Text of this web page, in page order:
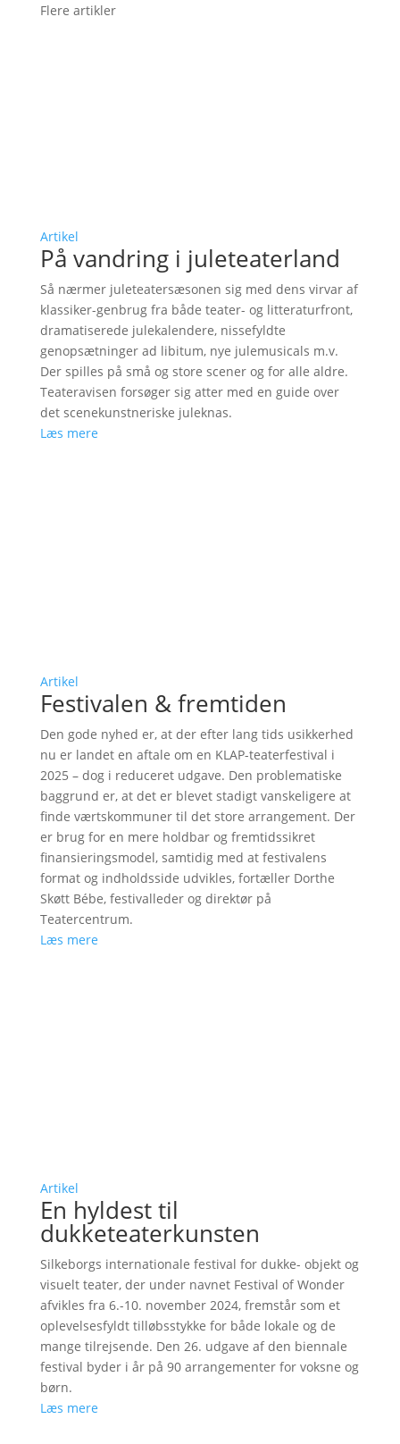
Flere artikler
Artikel
På vandring i juleteaterland
Så nærmer juleteatersæsonen sig med dens virvar af
klassiker-genbrug fra både teater- og litteraturfront,
dramatiserede julekalendere, nissefyldte
genopsætninger ad libitum, nye julemusicals m.v.
Der spilles på små og store scener og for alle aldre.
Teateravisen forsøger sig atter med en guide over
det scenekunstneriske juleknas.
Læs mere
Artikel
Festivalen & fremtiden
Den gode nyhed er, at der efter lang tids usikkerhed
nu er landet en aftale om en KLAP-teaterfestival i
2025 – dog i reduceret udgave. Den problematiske
baggrund er, at det er blevet stadigt vanskeligere at
finde værtskommuner til det store arrangement. Der
er brug for en mere holdbar og fremtidssikret
finansieringsmodel, samtidig med at festivalens
format og indholdsside udvikles, fortæller Dorthe
Skøtt Bébe, festivalleder og direktør på
Teatercentrum.
Læs mere
Artikel
En hyldest til
dukketeaterkunsten
Silkeborgs internationale festival for dukke- objekt og
visuelt teater, der under navnet Festival of Wonder
afvikles fra 6.-10. november 2024, fremstår som et
oplevelsesfyldt tilløbsstykke for både lokale og de
mange tilrejsende. Den 26. udgave af den biennale
festival byder i år på 90 arrangementer for voksne og
børn.
Læs mere